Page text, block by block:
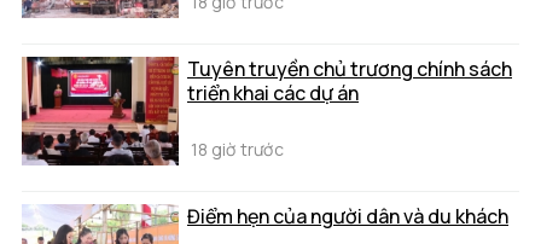
Tuyên truyền chủ trương chính sách
triển khai các dự án
18 giờ trước
Điểm hẹn của người dân và du khách